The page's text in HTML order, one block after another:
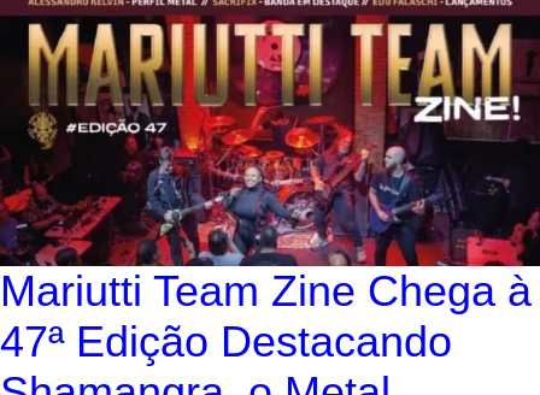
Mariutti Team Zine Chega à
47ª Edição Destacando